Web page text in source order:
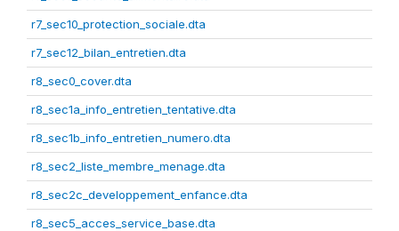
r7_sec10_protection_sociale.dta
r7_sec12_bilan_entretien.dta
r8_sec0_cover.dta
r8_sec1a_info_entretien_tentative.dta
r8_sec1b_info_entretien_numero.dta
r8_sec2_liste_membre_menage.dta
r8_sec2c_developpement_enfance.dta
r8_sec5_acces_service_base.dta